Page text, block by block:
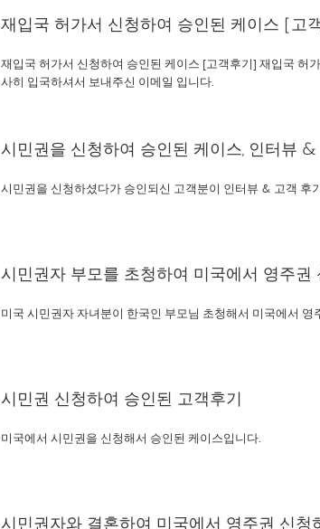
재입국 허가서 신청하여 승인된 케이스 [고
재입국 허가서 신청하여 승인된 케이스 [고객후기] 재입국 허
사히 입국하셔서 보내주신 이메일 입니다.
시민권을 신청하여 승인된 케이스, 인터뷰 &
시민권을 신청하셨다가 승인되신 고객분이 인터뷰 & 고객 후
시민권자 부모를 초청하여 미국에서 영주권
미국 시민권자 자녀분이 한국인 부모님 초청해서 미국에서
시민권 신청하여 승인된 고객후기
미국에서 시민권을 신청해서 승인된 케이스입니다.
시민권자와 결혼하여 미국에서 영주권 신청